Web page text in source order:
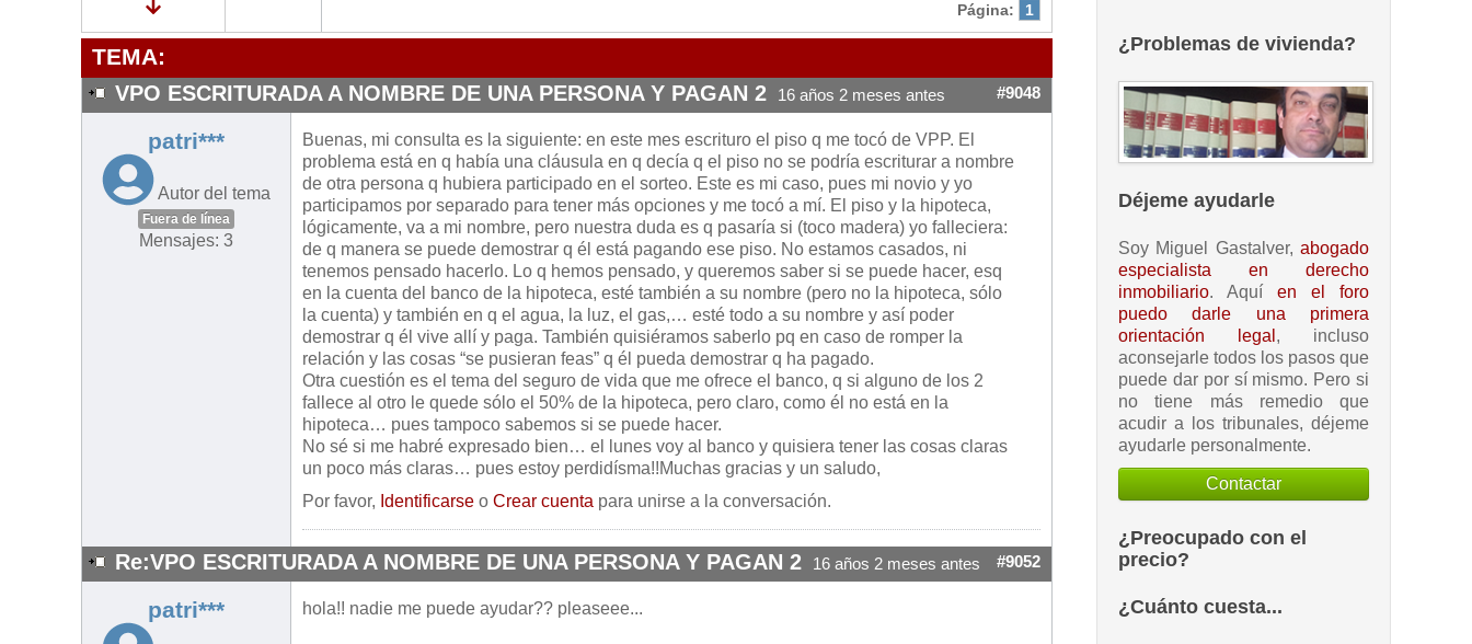
Página: 1
TEMA:
VPO ESCRITURADA A NOMBRE DE UNA PERSONA Y PAGAN 2 16 años 2 meses antes #9048
patri***
Autor del tema
Fuera de línea
Mensajes: 3
Buenas, mi consulta es la siguiente: en este mes escrituro el piso q me tocó de VPP. El
problema está en q había una cláusula en q decía q el piso no se podría escriturar a nombre
de otra persona q hubiera participado en el sorteo. Este es mi caso, pues mi novio y yo
participamos por separado para tener más opciones y me tocó a mí. El piso y la hipoteca,
lógicamente, va a mi nombre, pero nuestra duda es q pasaría si (toco madera) yo falleciera:
de q manera se puede demostrar q él está pagando ese piso. No estamos casados, ni
tenemos pensado hacerlo. Lo q hemos pensado, y queremos saber si se puede hacer, esq
en la cuenta del banco de la hipoteca, esté también a su nombre (pero no la hipoteca, sólo
la cuenta) y también en q el agua, la luz, el gas,… esté todo a su nombre y así poder
demostrar q él vive allí y paga. También quisiéramos saberlo pq en caso de romper la
relación y las cosas “se pusieran feas” q él pueda demostrar q ha pagado.
Otra cuestión es el tema del seguro de vida que me ofrece el banco, q si alguno de los 2
fallece al otro le quede sólo el 50% de la hipoteca, pero claro, como él no está en la
hipoteca… pues tampoco sabemos si se puede hacer.
No sé si me habré expresado bien… el lunes voy al banco y quisiera tener las cosas claras
un poco más claras… pues estoy perdidísma!!Muchas gracias y un saludo,
Por favor, Identificarse o Crear cuenta para unirse a la conversación.
Re:VPO ESCRITURADA A NOMBRE DE UNA PERSONA Y PAGAN 2 16 años 2 meses antes #9052
patri*** hola!! nadie me puede ayudar?? pleaseee...
¿Problemas de vivienda?
Déjeme ayudarle
Soy Miguel Gastalver, abogado
especialista en derecho
inmobiliario. Aquí en el foro
puedo darle una primera
orientación legal , incluso
aconsejarle todos los pasos que
puede dar por sí mismo. Pero si
no tiene más remedio que
acudir a los tribunales, déjeme
ayudarle personalmente.
Contactar
¿Preocupado con el
precio?
¿Cuánto cuesta...